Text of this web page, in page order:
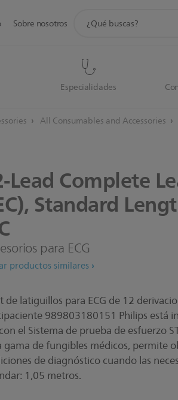
Especialidades
Sobre nosotros
búsqueda
All Consumables and Accessories
LeadComplete
Standard
para ECG
productos similares
de latiguillos para ECG de 12
989803180151 Philips está
el Sistema de prueba de esfuerzo
gama de fungibles médicos, permite
de diagnóstico cuando las
1,05 metros.